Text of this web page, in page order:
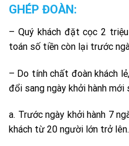
GHÉP ĐOÀN:
– Quý khách đặt cọc 2
toán số tiền còn lại trước
– Do tính chất đoàn khách
đổi sang ngày khởi hành mới
a. Trước ngày khởi hành 7
khách từ 20 người lớn trở lên.